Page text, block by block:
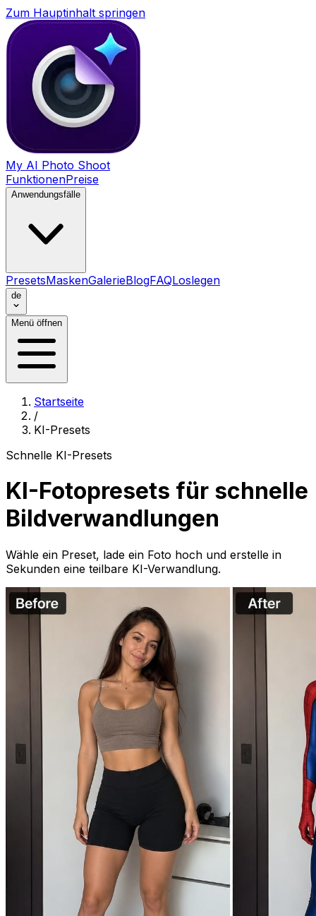
Zum Hauptinhalt springen
My AI Photo Shoot
FunktionenPreise
Anwendungsfälle
PresetsMaskenGalerieBlogFAQLoslegen
de
Menü öffnen
Startseite
/
KI-Presets
Schnelle KI-Presets
KI-Fotopresets für schnelle
Bildverwandlungen
Wähle ein Preset, lade ein Foto hoch und erstelle in
Sekunden eine teilbare KI-Verwandlung.